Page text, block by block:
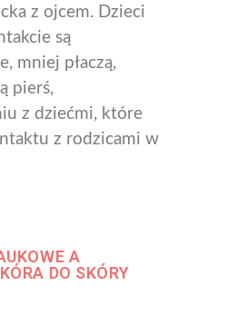
z ojcem. Dzieci
są
mniej płaczą,
pierś,
z dziećmi, które
z rodzicami w
A
DO SKÓRY